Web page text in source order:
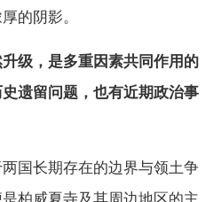
的阴影。
级，是多重因素共同作用的
遗留问题，也有近期政治事
长期存在的边界与领土争